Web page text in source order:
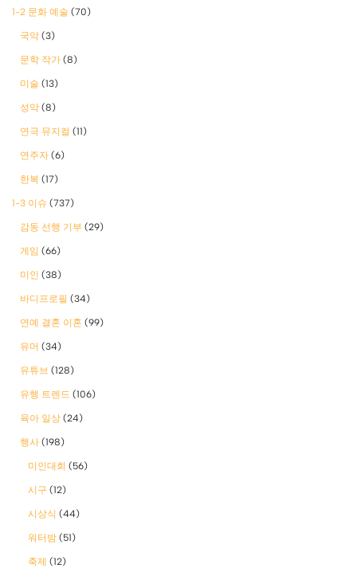
1-2 문화 예술 (70)
국악 (3)
문학 작가 (8)
미술 (13)
성악 (8)
연극 뮤지컬 (11)
연주자 (6)
한복 (17)
1-3 이슈 (737)
감동 선행 기부 (29)
게임 (66)
미인 (38)
바디프로필 (34)
연예 결혼 이혼 (99)
유머 (34)
유튜브 (128)
유행 트렌드 (106)
육아 일상 (24)
행사 (198)
미인대회 (56)
시구 (12)
시상식 (44)
워터밤 (51)
축제 (12)